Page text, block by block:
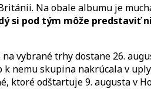
Na obale albumu je
si pod tým môže predstaviť
vybrané trhy dostane 26.
nemu skupina nakrúcala v
odštartuje 9. augusta v